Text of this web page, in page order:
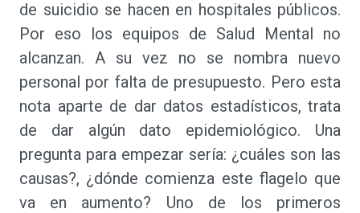
de suicidio se hacen en hospitales públicos.
Por eso los equipos de Salud Mental no
alcanzan. A su vez no se nombra nuevo
personal por falta de presupuesto. Pero esta
nota aparte de dar datos estadísticos, trata
de dar algún dato epidemiológico. Una
pregunta para empezar sería: ¿cuáles son las
causas?, ¿dónde comienza este flagelo que
va en aumento? Uno de los primeros